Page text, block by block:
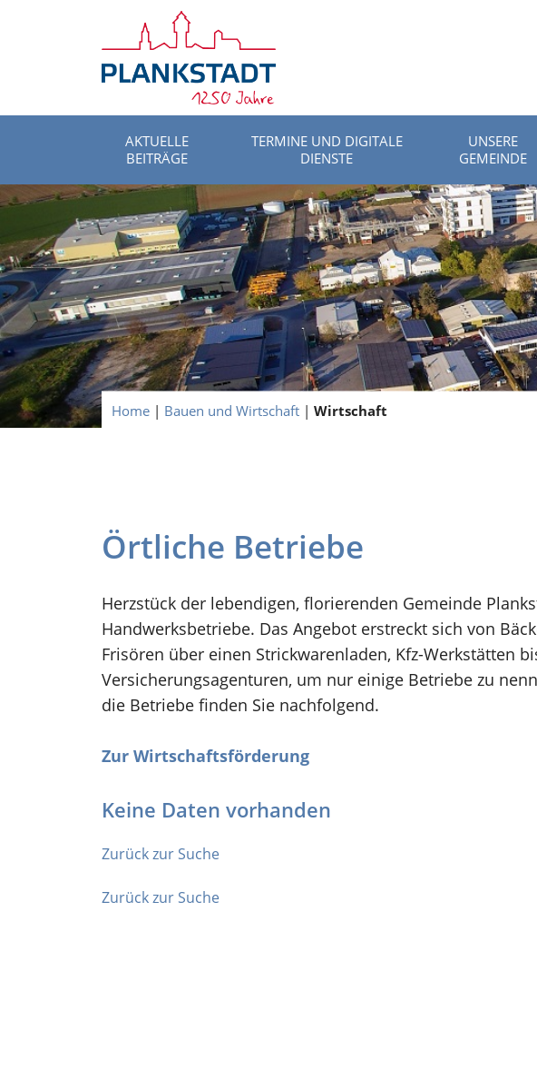
AKTUELLE
BEITRÄGE
TERMINE UND DIGITALE
DIENSTE
UNSERE
GEMEINDE
Home | Bauen und Wirtschaft |Wirtschaft
Örtliche Betriebe
Herzstück der lebendigen, florierenden Gemeinde
Handwerksbetriebe. Das Angebot erstreckt sich von
Frisören über einen Strickwarenladen, Kfz-Werkstätten
Versicherungsagenturen, um nur einige Betriebe zu
die Betriebe finden Sie nachfolgend.
Zur Wirtschaftsförderung
Keine Daten vorhanden
Zurück zur Suche
Zurück zur Suche